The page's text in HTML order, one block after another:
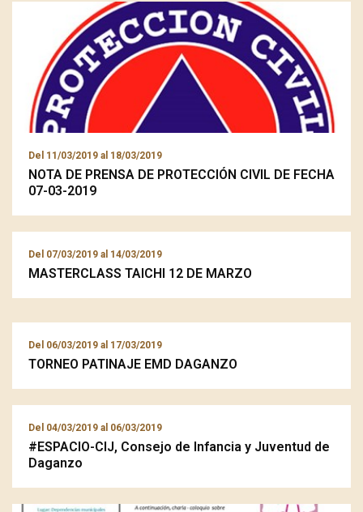
Del 11/03/2019 al 18/03/2019
NOTA DE PRENSA DE PROTECCIÓN CIVIL DE FECHA
07-03-2019
Del 07/03/2019 al 14/03/2019
MASTERCLASS TAICHI 12 DE MARZO
Del 06/03/2019 al 17/03/2019
TORNEO PATINAJE EMD DAGANZO
Del 04/03/2019 al 06/03/2019
#ESPACIO-CIJ, Consejo de Infancia y Juventud de
Daganzo